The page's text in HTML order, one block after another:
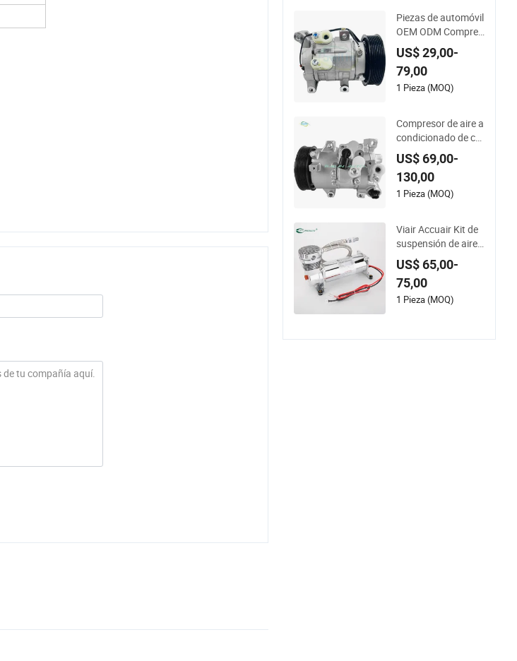
es
Piezas de automóvil
OEM ODM Compres
or de aire acondicio
nado para Toyota H
ilux Vigo Kun4# Pie
zas de aire acondici
Denso 10s11d 4472
60-8020 447160-19
70 DCP50092 8832
0-0K080
US$ 29,00-
79,00
1 Pieza (MOQ)
Compresor de aire a
condicionado de cal
idad OEM ODM par
a piezas y accesorio
s de coches Toyota
Corolla Altis 88310-
260-3373 Kt447280
-9060
US$ 69,00-
130,00
1 Pieza (MOQ)
Viair Accuair Kit de
suspensión de aire c
ompresor de aire pa
ra autos
US$ 65,00-
75,00
1 Pieza (MOQ)